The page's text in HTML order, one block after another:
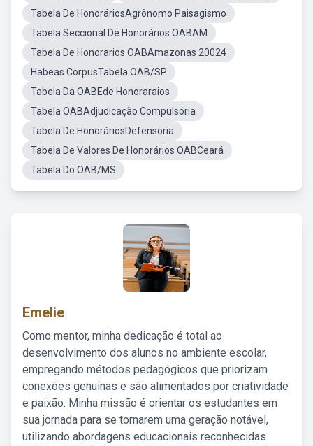
Tabela De HonoráriosAgrônomo Paisagismo
Tabela Seccional De Honorários OABAM
Tabela De Honorarios OABAmazonas 20024
Habeas CorpusTabela OAB/SP
Tabela Da OABEde Honoraraios
Tabela OABAdjudicação Compulsória
Tabela De HonoráriosDefensoria
Tabela De Valores De Honorários OABCeará
Tabela Do OAB/MS
Emelie
Como mentor, minha dedicação é total ao
desenvolvimento dos alunos no ambiente escolar,
empregando métodos pedagógicos que priorizam
conexões genuínas e são alimentados por criatividade
e paixão. Minha missão é orientar os estudantes em
sua jornada para se tornarem uma geração notável,
utilizando abordagens educacionais reconhecidas